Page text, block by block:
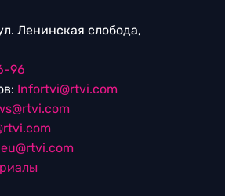
Ленинская слобода,
96
Infortvi@rtvi.com